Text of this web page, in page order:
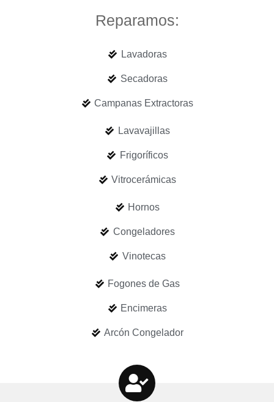
Reparamos:
Lavadoras
Secadoras
Campanas Extractoras
Lavavajillas
Frigoríficos
Vitrocerámicas
Hornos
Congeladores
Vinotecas
Fogones de Gas
Encimeras
Arcón Congelador